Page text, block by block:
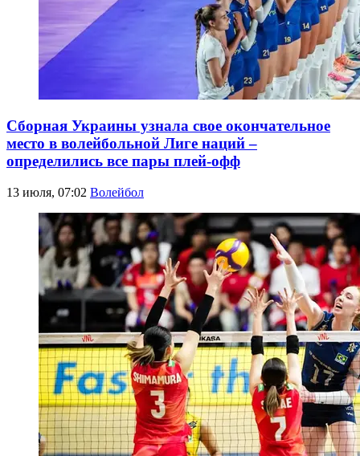
Сборная Украины узнала свое окончательное
место в волейбольной Лиге наций –
определились все пары плей-офф
13 июля, 07:02 Волейбол